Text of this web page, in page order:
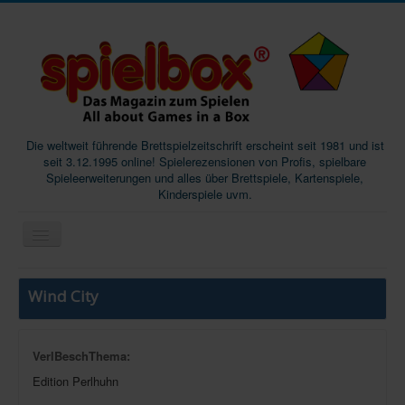
Die weltweit führende Brettspielzeitschrift erscheint seit 1981 und ist
seit 3.12.1995 online! Spielerezensionen von Profis, spielbare
Spieleerweiterungen und alles über Brettspiele, Kartenspiele,
Kinderspiele uvm.
Start
Wind City
VerlBeschThema:
Edition Perlhuhn